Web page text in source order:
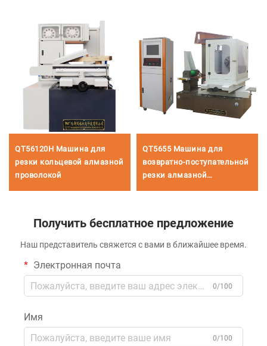
QT56120H Машина для
резки кольцевой алмазной
проволокой
QT5655 Машина для
возвратно-поступательной
резки алмазной
Получить бесплатное предложение
Наш представитель свяжется с вами в ближайшее время.
Электронная почта
0/100
Имя
0/100